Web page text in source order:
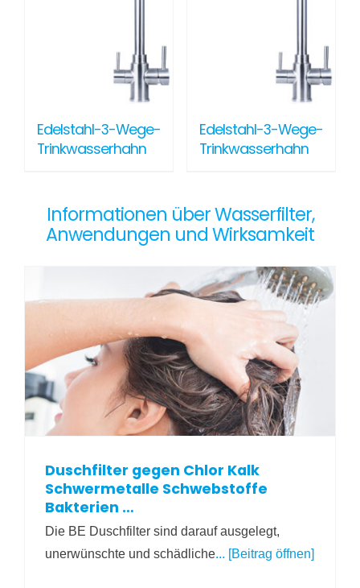
Edelstahl-3-Wege-
Trinkwasserhahn
Edelstahl-3-Wege-
Trinkwasserhahn
Informationen über Wasserfilter,
Anwendungen und Wirksamkeit
Duschfilter gegen Chlor Kalk
Schwermetalle Schwebstoffe
Bakterien …
Die BE Duschfilter sind darauf ausgelegt,
unerwünschte und schädliche... [Beitrag öffnen]